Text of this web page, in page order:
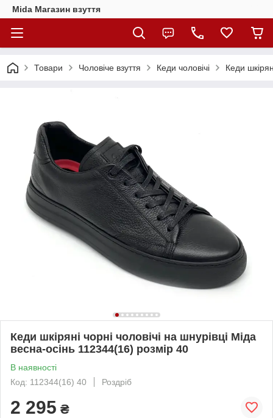
Mida Магазин взуття
Товари Чоловіче взуття Кеди чоловічі Кеди
Кеди шкіряні чорні чоловічі на шнурівці Міда
весна-осінь 112344(16) розмір 40
В наявності
Код: 112344(16) 40
Роздріб
2 295 ₴